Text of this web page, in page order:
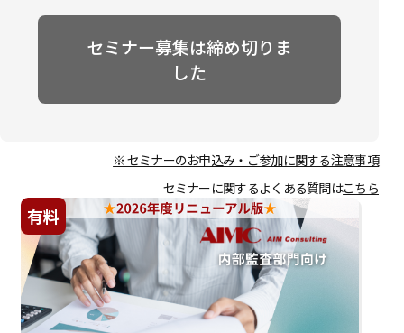
セミナー募集は締め切りま
した
※ セミナーのお申込み・ご参加に関する注意事項
セミナーに関するよくある質問はこちら
有料